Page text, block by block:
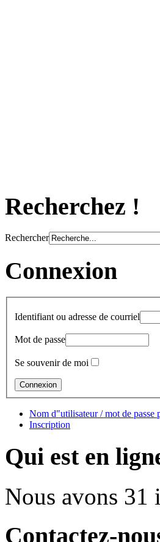
Recherchez !
Rechercher
Connexion
Identifiant ou adresse de courriel
Mot de passe
Se souvenir de moi
Nom d"utilisateur / mot de passe
Inscription
Qui est en
Nous avons 31
Contactez-